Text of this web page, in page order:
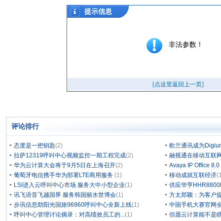
评论排行
态度是一把钥匙(2)
欧兰通讯成为
拉萨12319呼叫中心视频监控一期工程完成(2)
融视通在移动互联
华为云计算大会将于9月5日在上海召开(2)
Avaya IP Office 8.0
葡萄牙电信携手华为部署LTE商用服务 (1) 移动成就互联经济
LSI进入云呼叫中心市场 服务大中小型企业(1)
供应华亨
讯飞语音飞越国界 服务韩国丽水世博会(1)
方太郑颖：为客户
步讯信息助阳光国旅96960呼叫中心全新上线(1)
中国手机大赛官网
呼叫中心管理讨论摘录：对高绩效员工的...(1) 但愿云计算能不是